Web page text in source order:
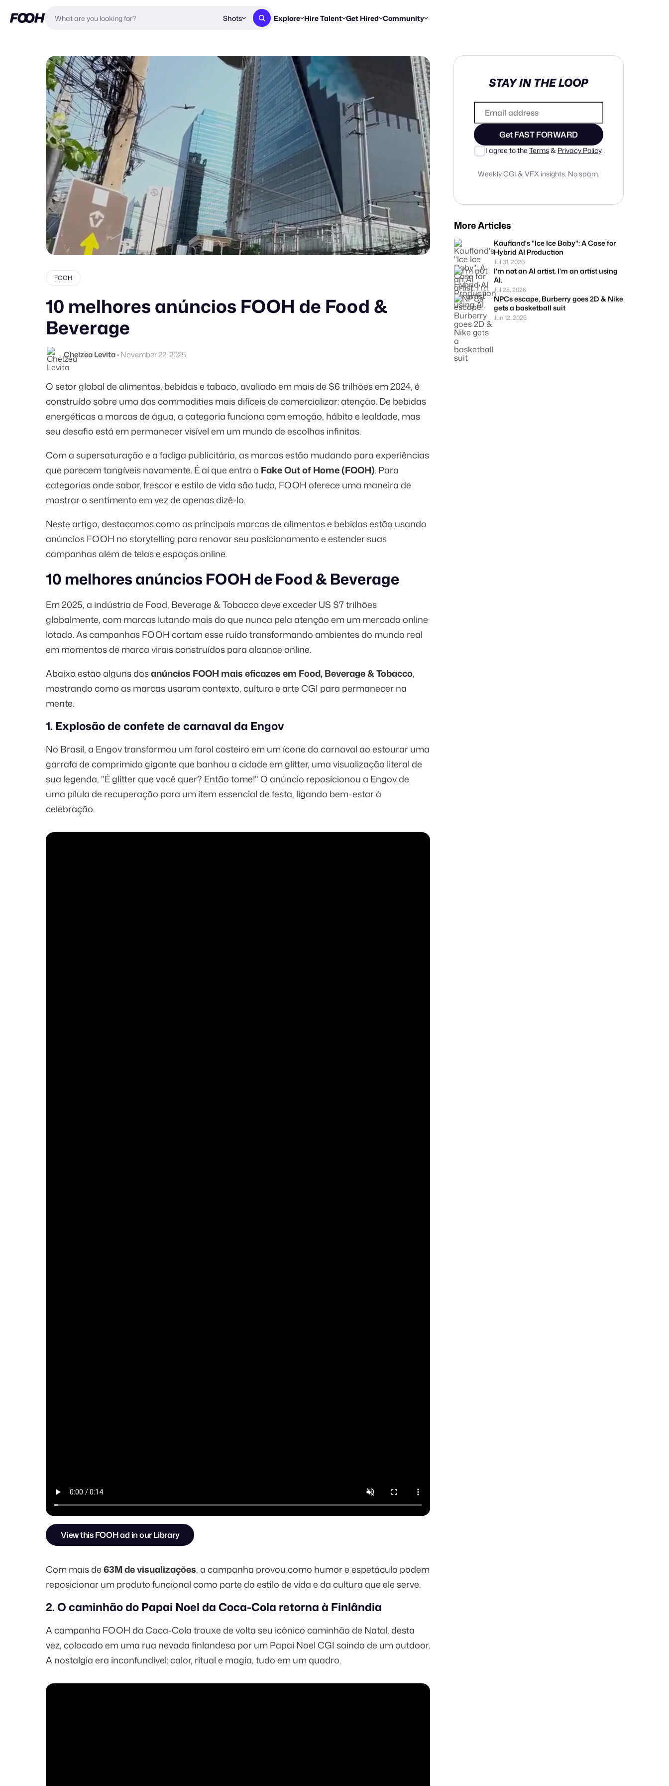
Shots Explore
Staff Picks
New & Noteworthy
Hire Talent
Browse Talent
Find & message creators directly
Concierge
We'll match you with talent
Get Hired
Find briefs & roles to pitch
Share Your Work
Get discovered by brands
FOOH Awards
Submit & win recognition
Workflows
Break down how you made a reel
Community
Enter a brief, win cash prizes
Resources
Reports, guides & tools
FOOH Awards
Past winners & the program
Blog
Trends, stories & how-tos
Instagram
Daily FOOH & CGI inspiration
FOOH
10 melhores anúncios FOOH de Food &
Beverage
Chelzea Levita•November 22, 2025
O setor global de alimentos, bebidas e tabaco, avaliado em mais de $6 trilhõesem 2024, é
construído sobre uma das commodities mais difíceis de comercializar: atenção. De bebidas
energéticas a marcas de água, a categoria funciona com emoção, hábito e lealdade, mas
seu desafio está em permanecer visível em um mundo de escolhas infinitas.
Com a supersaturação e a fadiga publicitária, as marcas estão mudando para experiências
que parecem tangíveis novamente. É aí que entra o Fake Out of Home (FOOH). Para
categorias onde sabor, frescor e estilo de vida são tudo, FOOH oferece uma maneira de
mostrar o sentimento em vez de apenas dizê-lo.
Neste artigo, destacamos como as principais marcas de alimentos e bebidas estão usando
anúncios FOOH no storytelling para renovar seu posicionamento e estender suas
campanhas além de telas e espaços online.
10 melhores anúncios FOOH de Food & Beverage
Em 2025, a indústria de Food, Beverage & Tobacco deve exceder US $7 trilhões
globalmente, com marcas lutando mais do que nunca pela atenção em um mercado online
lotado. As campanhas FOOH cortam esse ruído transformando ambientes do mundo real
em momentos de marca virais construídos para alcance online.
Abaixo estão alguns dosanúncios FOOH mais eficazes em Food, Beverage & Tobacco,
mostrando como as marcas usaram contexto, cultura e arte CGI para permanecer na
mente.
1. Explosão de confete de carnaval da Engov
No Brasil, a Engov transformou um farol costeiro em um ícone do carnaval ao estourar uma
garrafa de comprimido gigante que banhou a cidade em glitter, uma visualização literal de
sua legenda, "É glitter que você quer? Então tome!" O anúncio reposicionou a Engov de
uma pílula de recuperação para um item essencial de festa, ligando bem-estar à
celebração.
View this FOOH ad in our Library
Com mais de63M de visualizações, a campanha provou como humor e espetáculo podem
reposicionar um produto funcional como parte do estilo de vida e da cultura que ele serve.
2. O caminhão do Papai Noel da Coca-Cola retorna à Finlândia
A campanha FOOH da Coca-Cola trouxe de volta seu icônico caminhão de Natal, desta
vez, colocado em uma rua nevada finlandesa por um Papai Noel CGI saindo de um outdoor.
A nostalgia era inconfundível: calor, ritual e magia, tudo em um quadro.
STAY IN THE LOOP
Get FAST FORWARD
I agree to the Terms& Privacy Policy.
Weekly CGI & VFX insights. No spam.
More Articles
Kaufland's "Ice Ice Baby": A Case for
Hybrid AI Production
Jul 31, 2026
I'm not an AI artist. I'm an artist using
AI.
Jul 28, 2026
NPCs escape, Burberry goes 2D & Nike
gets a basketball suit
Jun 12, 2026